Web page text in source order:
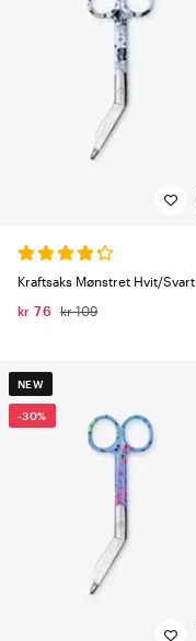
Kraftsaks Mønstret Hvit/Svart
kr 76
kr 109
NEW
-30%